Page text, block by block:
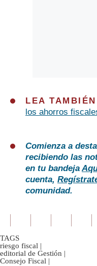
LEA
los ahorros
Comienza a
recibiendo las
en tu bandeja
cuenta,
comunidad.
TAGS
riesgo fiscal |
editorial de Gestión |
Consejo Fiscal |